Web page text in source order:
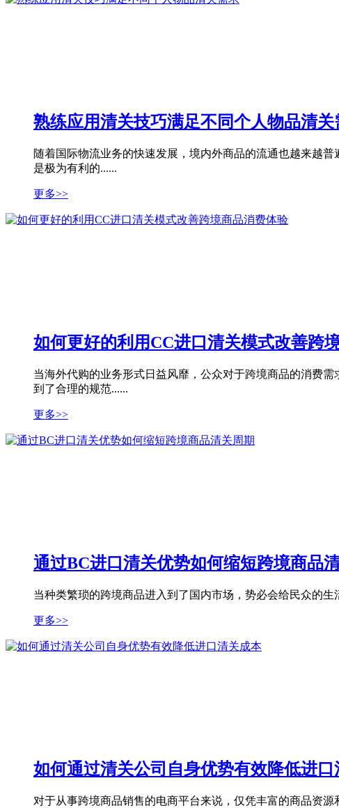
熟练应用清关技巧满足不同个人物品清关
随着国际物流业务的快速发展，境内外商品的流通也越来越
是极为有利的......
更多>>
如何更好的利用CC进口清关模式改善跨
当海外代购的业务形式日益风靡，公众对于跨境商品的消费
到了合理的规范......
更多>>
通过BC进口清关优势如何缩短跨境商品
当种类繁琐的跨境商品进入到了国内市场，势必会给民众的
更多>>
如何通过清关公司自身优势有效降低进口
对于从事跨境商品销售的电商平台来说，仅凭丰富的商品资